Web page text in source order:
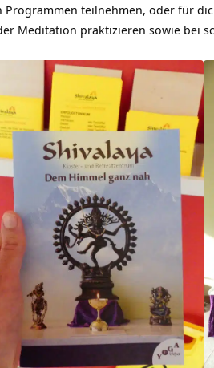
Programmen teilnehmen, oder für
Meditation praktizieren sowie bei